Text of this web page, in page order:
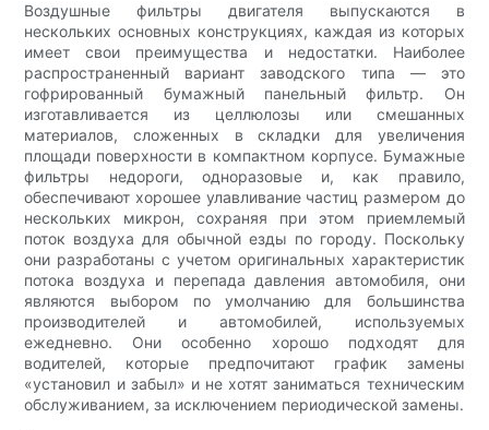
Воздушные фильтры двигателя выпускаются в
нескольких основных конструкциях, каждая из которых
имеет свои преимущества и недостатки. Наиболее
распространенный вариант заводского типа — это
гофрированный бумажный панельный фильтр. Он
изготавливается из целлюлозы или смешанных
материалов, сложенных в складки для увеличения
площади поверхности в компактном корпусе. Бумажные
фильтры недороги, одноразовые и, как правило,
обеспечивают хорошее улавливание частиц размером до
нескольких микрон, сохраняя при этом приемлемый
поток воздуха для обычной езды по городу. Поскольку
они разработаны с учетом оригинальных характеристик
потока воздуха и перепада давления автомобиля, они
являются выбором по умолчанию для большинства
производителей и автомобилей, используемых
ежедневно. Они особенно хорошо подходят для
водителей, которые предпочитают график замены
«установил и забыл» и не хотят заниматься техническим
обслуживанием, за исключением периодической замены.